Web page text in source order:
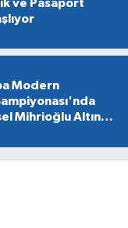
ve Pasaport
Modern
Mihrioğlu Altın